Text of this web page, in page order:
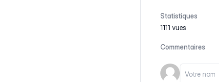
Statistiques
1111 vues
Commentaires
Votre nom